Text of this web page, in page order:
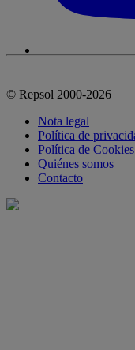
© Repsol 2000-2026
Nota legal
Política de
Política de Cookies
Quiénes somos
Contacto